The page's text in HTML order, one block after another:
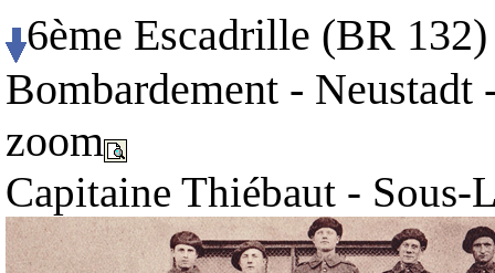
6ème Escadrille (BR
Bombardement -
zoom
Capitaine Thiébaut - Sous-